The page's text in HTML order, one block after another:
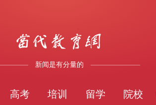
新闻是有分量的
高考 培训 留学 院校